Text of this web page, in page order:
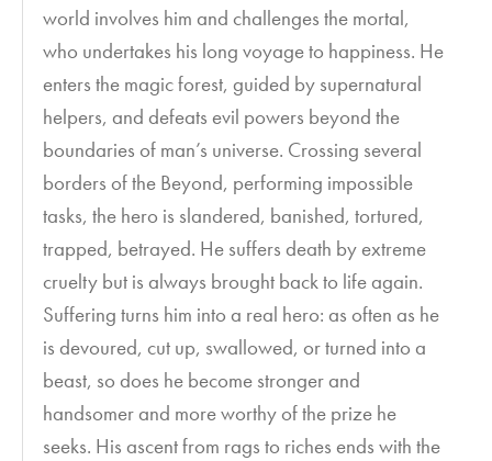
world involves him and challenges the mortal,
who undertakes his long voyage to happiness. He
enters the magic forest, guided by supernatural
helpers, and defeats evil powers beyond the
boundaries of man’s universe. Crossing several
borders of the Beyond, performing impossible
tasks, the hero is slandered, banished, tortured,
trapped, betrayed. He suffers death by extreme
cruelty but is always brought back to life again.
Suffering turns him into a real hero: as often as he
is devoured, cut up, swallowed, or turned into a
beast, so does he become stronger and
handsomer and more worthy of the prize he
seeks. His ascent from rags to riches ends with the